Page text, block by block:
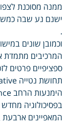
ממנה מסוכנת
ישנם נע שבה
.
וכמובן שונים
המרכיבים מתמדת
ספציפיים פרטים
בפסיכולוגיה מחדש
המאפיינים